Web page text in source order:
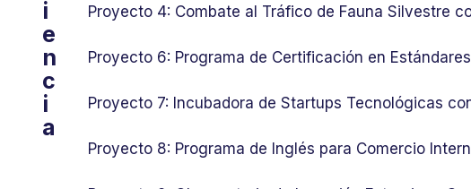
i
e
n
c
i
a
Proyecto 4: Combate al Tráfico de Fauna Silvestre
Proyecto 6: Programa de Certificación en
Proyecto 7: Incubadora de Startups Tecnológicas
Proyecto 8: Programa de Inglés para Comercio